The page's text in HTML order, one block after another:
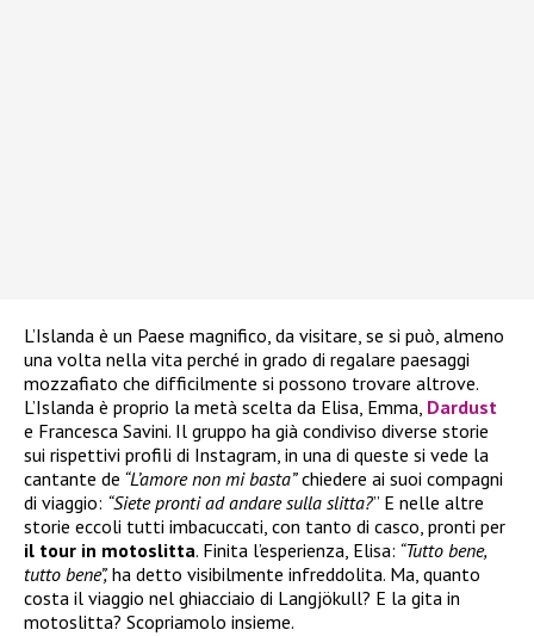
L’Islanda è un Paese magnifico, da visitare, se si può, almeno
una volta nella vita perché in grado di regalare paesaggi
mozzafiato che difficilmente si possono trovare altrove.
L’Islanda è proprio la metà scelta da Elisa, Emma, Dardust
e Francesca Savini. Il gruppo ha già condiviso diverse storie
sui rispettivi profili di Instagram, in una di queste si vede la
cantante de “L’amore non mi basta”chiedere ai suoi compagni
di viaggio: “Siete pronti ad andare sulla slitta?” E nelle altre
storie eccoli tutti imbacuccati, con tanto di casco, pronti per
il tour in motoslitta. Finita l’esperienza, Elisa: “Tutto bene,
tutto bene”, ha detto visibilmente infreddolita. Ma, quanto
costa il viaggio nel ghiacciaio di Langjökull? E la gita in
motoslitta? Scopriamolo insieme.